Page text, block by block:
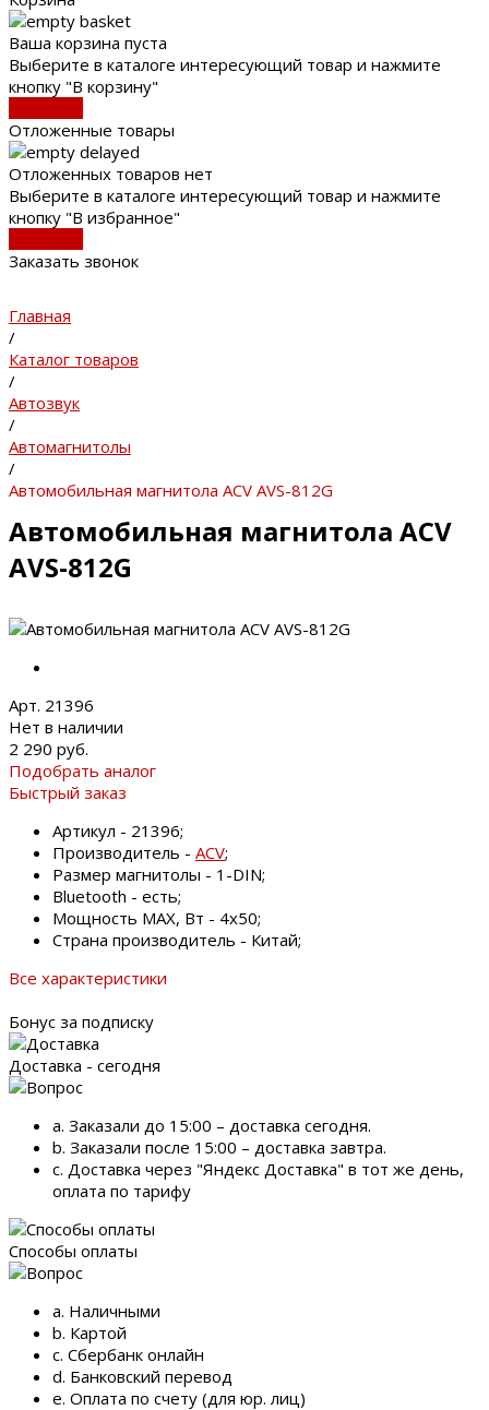
Ваша корзина пуста
Выберите в каталоге интересующий товар и нажмите
кнопку "В корзину"
Отложенные товары
Отложенных товаров нет
Выберите в каталоге интересующий товар и нажмите
кнопку "В избранное"
Заказать звонок
Главная
/
Каталог товаров
/
Автозвук
/
Автомагнитолы
/
Автомобильная магнитола ACV AVS-812G
Автомобильная магнитола ACV
AVS-812G
Арт. 21396
Нет в наличии
2 290 руб.
Подобрать аналог
Быстрый заказ
Артикул - 21396;
Производитель - ACV;
Размер магнитолы - 1-DIN;
Bluetooth - есть;
Мощность MAX, Вт - 4х50;
Страна производитель - Китай;
Все характеристики
Бонус за подписку
Доставка - сегодня
a. Заказали до 15:00 – доставка сегодня.
b. Заказали после 15:00 – доставка завтра.
c. Доставка через "Яндекс Доставка" в тот же день,
оплата по тарифу
Способы оплаты
a. Наличными
b. Картой
c. Сбербанк онлайн
d. Банковский перевод
e. Оплата по счету (для юр. лиц)